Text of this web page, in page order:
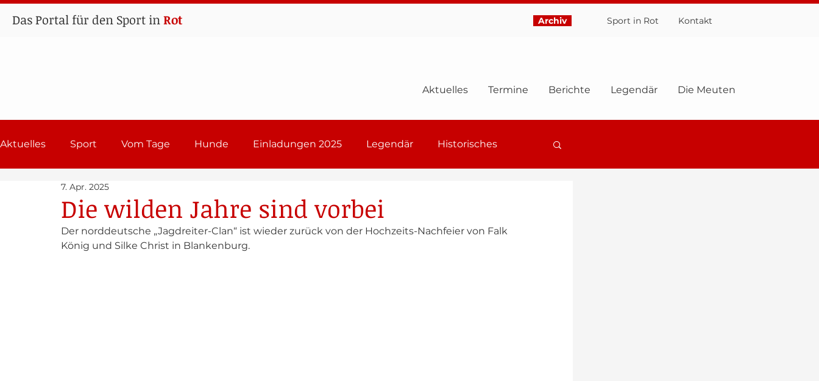
Das Portal für den Sport inRot Archiv Sport in Rot Kontakt
Aktuelles Termine Berichte Legendär Die Meuten
Aktuelles Sport Vom Tage Hunde Einladungen 2025 Legendär Historisches
Lehrgänge Sport in Rot
Die wilden Jahre sind vorbei
7. Apr. 2025
Der norddeutsche „Jagdreiter-Clan“ ist wieder zurück von der Hochzeits-Nachfeier von Falk
König und Silke Christ in Blankenburg.